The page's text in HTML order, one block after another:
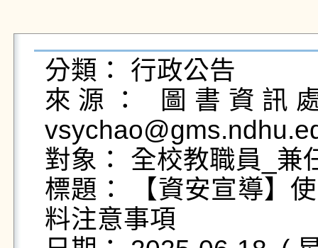
分類： 行政公告
來源： 圖書資訊
對象： 全校教職員_兼
標題： 【資安宣導】
料注意事項